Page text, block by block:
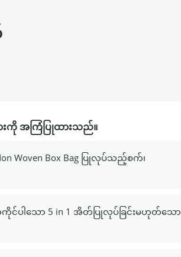
ကို အကြံပြုထားသည်။
Woven Box Bag ပြုလုပ်သည့်စက်၊
င်ပါသော 5 in 1 အိတ်ပြုလုပ်ခြင်းမဟုတ်သော